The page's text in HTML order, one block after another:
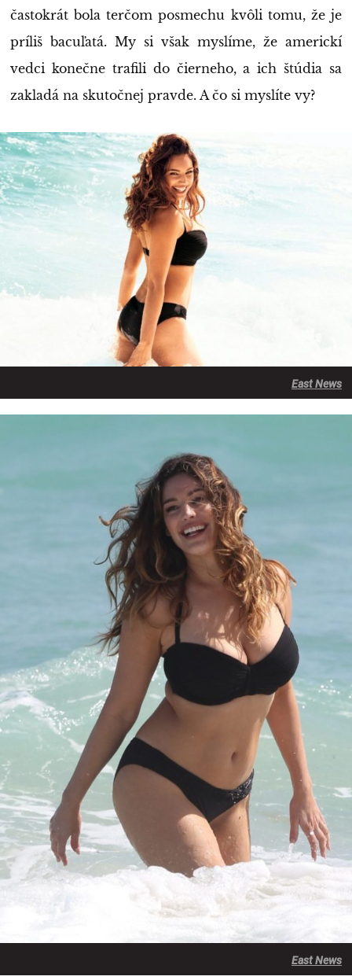
častokrát bola terčom posmechu kvôli tomu, že je
príliš bacuľatá. My si však myslíme, že americkí
vedci konečne trafili do čierneho, a ich štúdia sa
zakladá na skutočnej pravde. A čo si myslíte vy?
East News
East News